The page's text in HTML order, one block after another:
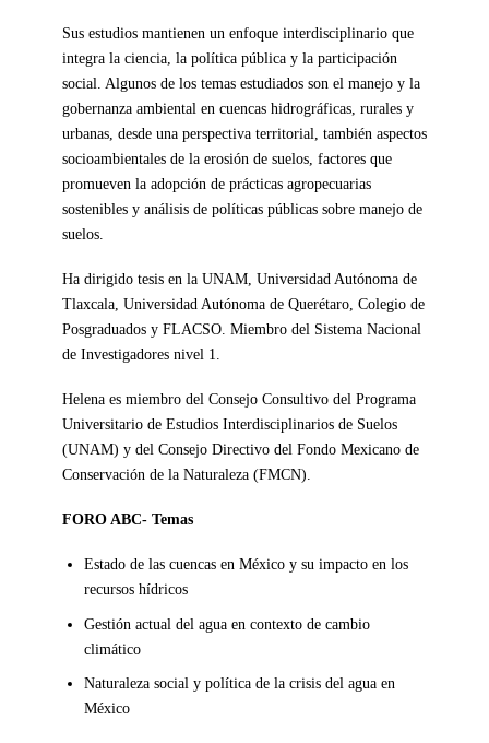
Sus estudios mantienen un enfoque interdisciplinario que
integra la ciencia, la política pública y la participación
social. Algunos de los temas estudiados son el manejo y la
gobernanza ambiental en cuencas hidrográficas, rurales y
urbanas, desde una perspectiva territorial, también aspectos
socioambientales de la erosión de suelos, factores que
promueven la adopción de prácticas agropecuarias
sostenibles y análisis de políticas públicas sobre manejo de
suelos.
Ha dirigido tesis en la UNAM, Universidad Autónoma de
Tlaxcala, Universidad Autónoma de Querétaro, Colegio de
Posgraduados y FLACSO. Miembro del Sistema Nacional
de Investigadores nivel 1.
Helena es miembro del Consejo Consultivo del Programa
Universitario de Estudios Interdisciplinarios de Suelos
(UNAM) y del Consejo Directivo del Fondo Mexicano de
Conservación de la Naturaleza (FMCN).
FORO ABC- Temas
Estado de las cuencas en México y su impacto en los
recursos hídricos
Gestión actual del agua en contexto de cambio
climático
Naturaleza social y política de la crisis del agua en
México